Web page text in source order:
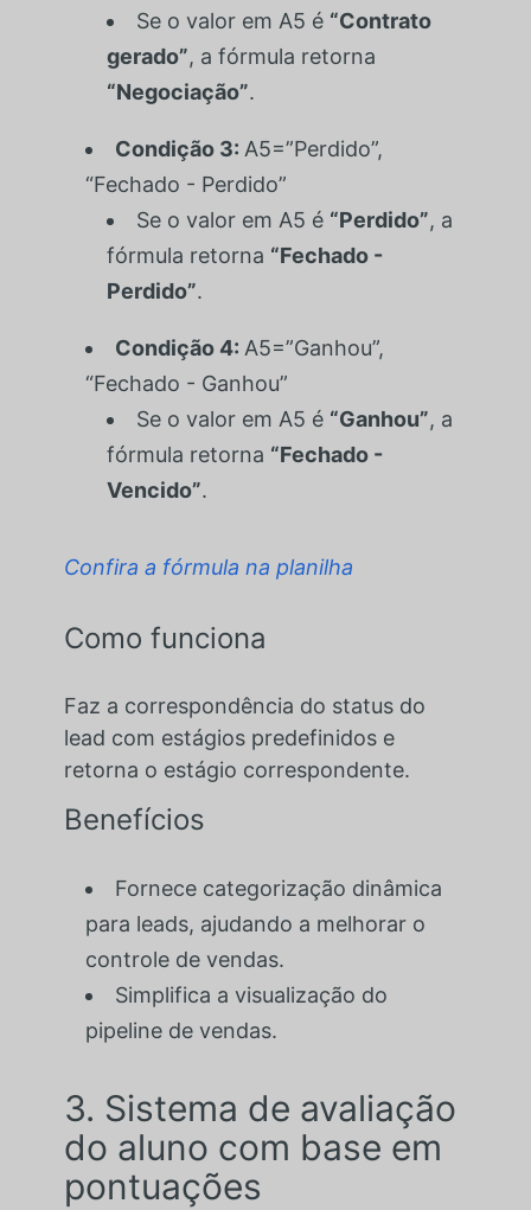
Se o valor em A5 é “Contrato
gerado”, a fórmula retorna
“Negociação”.
Condição 3: A5=”Perdido”,
“Fechado - Perdido”
Se o valor em A5 é “Perdido”, a
fórmula retorna “Fechado -
Perdido”.
Condição 4: A5=”Ganhou”,
“Fechado - Ganhou”
Se o valor em A5 é “Ganhou”, a
fórmula retorna “Fechado -
Vencido”.
Confira a fórmula na planilha
Como funciona
Faz a correspondência do status do
lead com estágios predefinidos e
retorna o estágio correspondente.
Benefícios
Fornece categorização dinâmica
para leads, ajudando a melhorar o
controle de vendas.
Simplifica a visualização do
pipeline de vendas.
3. Sistema de avaliação
do aluno com base em
pontuações